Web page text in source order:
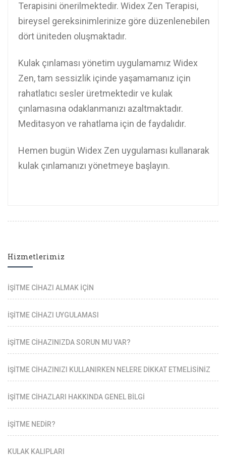
Terapisini önerilmektedir. Widex Zen Terapisi,
bireysel gereksinimlerinize göre düzenlenebilen
dört üniteden oluşmaktadır.
Kulak çınlaması yönetim uygulamamız Widex
Zen, tam sessizlik içinde yaşamamanız için
rahatlatıcı sesler üretmektedir ve kulak
çınlamasına odaklanmanızı azaltmaktadır.
Meditasyon ve rahatlama için de faydalıdır.
Hemen bugün Widex Zen uygulaması kullanarak
kulak çınlamanızı yönetmeye başlayın.
Hizmetlerimiz
İŞİTME CİHAZI ALMAK İÇİN
İŞİTME CİHAZI UYGULAMASI
İŞİTME CİHAZINIZDA SORUN MU VAR?
İŞİTME CİHAZINIZI KULLANIRKEN NELERE DİKKAT ETMELİSİNİZ
İŞİTME CİHAZLARI HAKKINDA GENEL BİLGİ
İŞİTME NEDİR?
KULAK KALIPLARI